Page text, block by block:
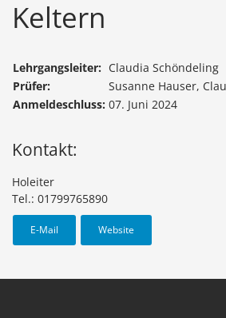
Keltern
Lehrgangsleiter: Claudia Schöndeling
Prüfer:
Susanne Hauser,
Anmeldeschluss: 07. Juni 2024
Kontakt:
Holeiter
Tel.: 01799765890
E-Mail Website